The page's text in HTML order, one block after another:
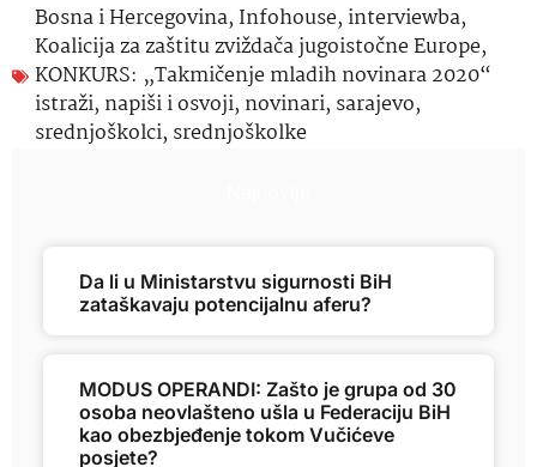
Bosna i Hercegovina, Infohouse, interviewba,
Koalicija za zaštitu zviždača jugoistočne Europe,
KONKURS: „Takmičenje mladih novinara 2020“
istraži, napiši i osvoji, novinari, sarajevo,
srednjoškolci, srednjoškolke
Da li u Ministarstvu sigurnosti BiH
zataškavaju potencijalnu aferu?
MODUS OPERANDI: Zašto je grupa od 30
osoba neovlašteno ušla u Federaciju BiH
kao obezbjeđenje tokom Vučićeve
posjete?